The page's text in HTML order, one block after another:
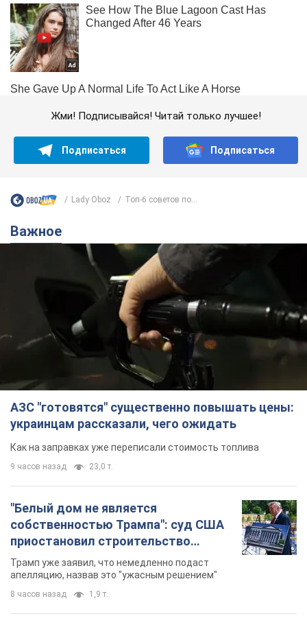
Жми! Подписывайся! Читай только лучшее!
Подписаться Подписаться
Lady Oboz Топ-6 советов по...
Важное
АЗС "готовятся" существенно повышать цены:
украинцам рассказали, чего ожидать
Как на заправках уже переписали стоимость топлива
9 часов назад 23,0 т.
"Белый дом не является
собственностью Трампа": суд США
приостановил строительство
бального зала стоимостью 400 млн
долларов
Трамп уже заявил, что немедленно подаст
апелляцию, назвав это "ужасным решением"
8 часов назад 1,9 т.